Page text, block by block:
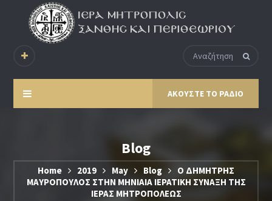
ΑΚΟΥΣΤΕ ΤΟ ΡΑΔΙΟ
Blog
Home 2019 May Blog
Ο ΔΗΜΗΤΡΗΣ
ΜΑΥΡΟΠΟΥΛΟΣ ΣΤΗΝ ΜΗΝΙΑΙΑ ΙΕΡΑΤΙΚΗ ΣΥΝΑΞΗ ΤΗΣ
ΙΕΡΑΣ ΜΗΤΡΟΠΟΛΕΩΣ